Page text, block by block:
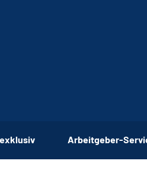
Arbeitgeber-